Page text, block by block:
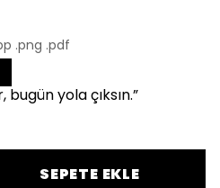
.png .pdf
bugün yola çıksın.”
SEPETE EKLE